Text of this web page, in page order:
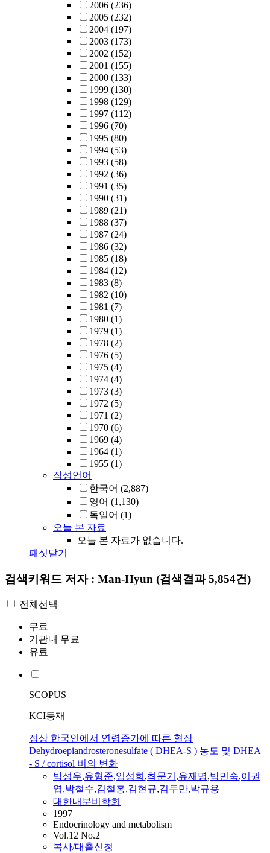
2006 (236)
2005 (232)
2004 (197)
2003 (173)
2002 (152)
2001 (155)
2000 (133)
1999 (130)
1998 (129)
1997 (112)
1996 (70)
1995 (80)
1994 (53)
1993 (58)
1992 (36)
1991 (35)
1990 (31)
1989 (21)
1988 (37)
1987 (24)
1986 (32)
1985 (18)
1984 (12)
1983 (8)
1982 (10)
1981 (7)
1980 (1)
1979 (1)
1978 (2)
1976 (5)
1975 (4)
1974 (4)
1973 (3)
1972 (5)
1971 (2)
1970 (6)
1969 (4)
1964 (1)
1955 (1)
작성언어
한국어 (2,887)
영어 (1,130)
독일어 (1)
오늘 본 자료
오늘 본 자료가 없습니다.
패싯닫기
검색키워드 저자 : Man-Hyun (검색결과 5,854건)
전체선택
무료
기관내 무료
유료
SCOPUS
KCI등재
정상 한국인에서 연령증가에 따른 혈장
Dehydroepiandrosteronesulfate ( DHEA-S ) 농도 및 DHEA
- S / cortisol 비의 변화
박성우,유형준,임성희 ,최문기 ,유재명,박민숙,이권
엽,박철수,김철홍,김현규,김두만,박규용
대한내분비학회
1997
Endocrinology and metabolism
Vol.12 No.2
복사/대출신청